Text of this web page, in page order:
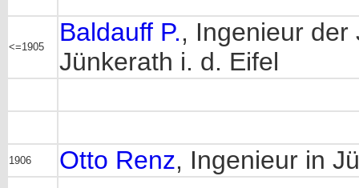
<=1905
Baldauff P., Ingenieur der
Jünkerath i. d. Eifel
1906 Otto Renz, Ingenieur in